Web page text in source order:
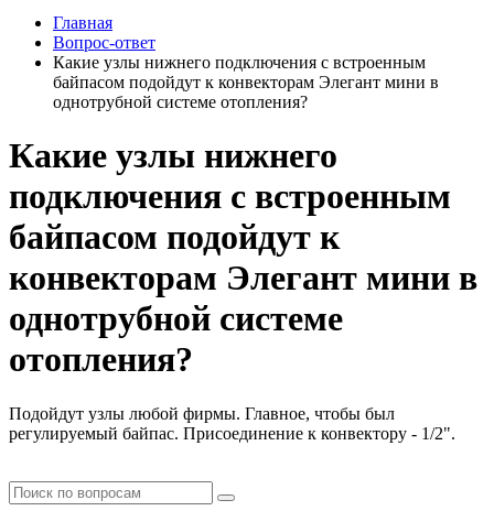
Главная
Вопрос-ответ
Какие узлы нижнего подключения с встроенным
байпасом подойдут к конвекторам Элегант мини в
однотрубной системе отопления?
Какие узлы нижнего
подключения с встроенным
байпасом подойдут к
конвекторам Элегант мини в
однотрубной системе
отопления?
Подойдут узлы любой фирмы. Главное, чтобы был
регулируемый байпас. Присоединение к конвектору - 1/2".